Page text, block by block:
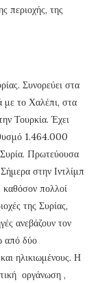
περιοχής, της
Συνορεύει στα
με το Χαλέπι, στα
Τουρκία. Έχει
1.464.000
Πρωτεύουσα
στην Ιντλίμπ
καθόσον πολλοί
της Συρίας,
ανεβάζουν τον
από δύο
ηλικιωμένους. Η
οργάνωση ,